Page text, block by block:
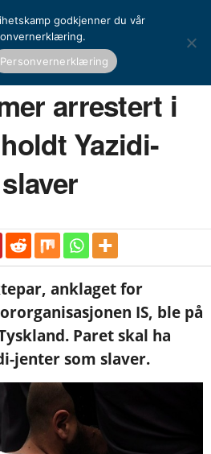
arrestert i Tyskland – holdt Yazidi-jenter som slaver
arrestert i
Yazidi-
anklaget for
IS, ble på
Paret skal ha
jenter som slaver.
godkjenner du vår
Personvernerklæring